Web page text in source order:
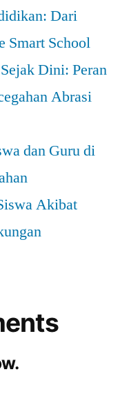
Dari
Smart School
Dini: Peran
Abrasi
dan Guru di
Akibat